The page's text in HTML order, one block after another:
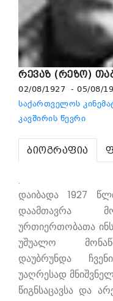
რევაზ (რეზო)
02/08/1927 - 05/08/
საქართველოს
კავშირის წევრი
ბიოგრაფია
.
დაიბადა 1927
დაამთავრა
ურთიერთობათა
უშუალო
დაუბრუნდა
უაღრესად
წიგნსაცავსა და